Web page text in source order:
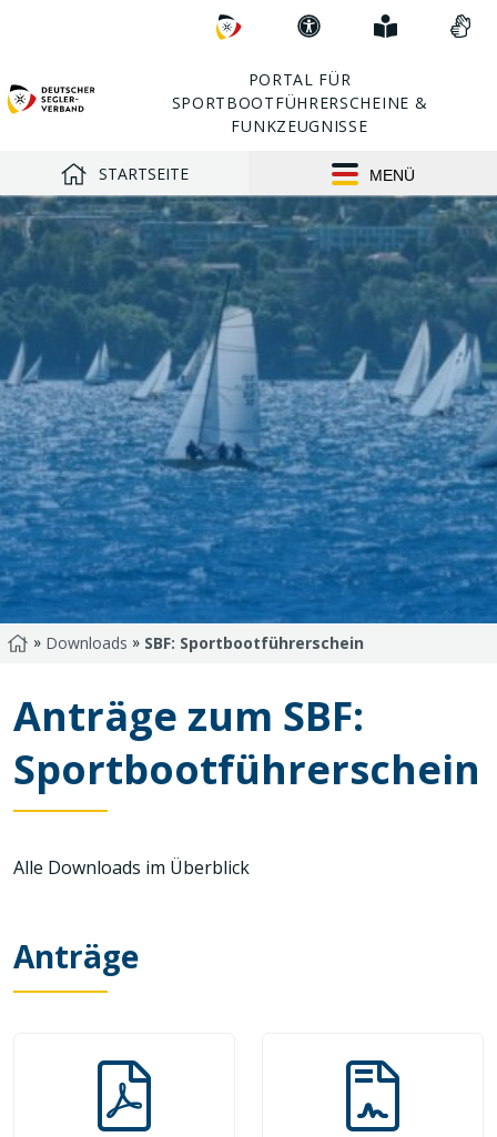
Erklärung
Barrierefreiheit
Einfach
PORTAL FÜR
SPORTBOOTFÜHRERSCHEINE &
FUNKZEUGNISSE
STARTSEITE MENÜ
Startseite
» Downloads » SBF: Sportbootführerschein
Anträge zum SBF:
Sportbootführerschein
Alle Downloads im Überblick
Anträge